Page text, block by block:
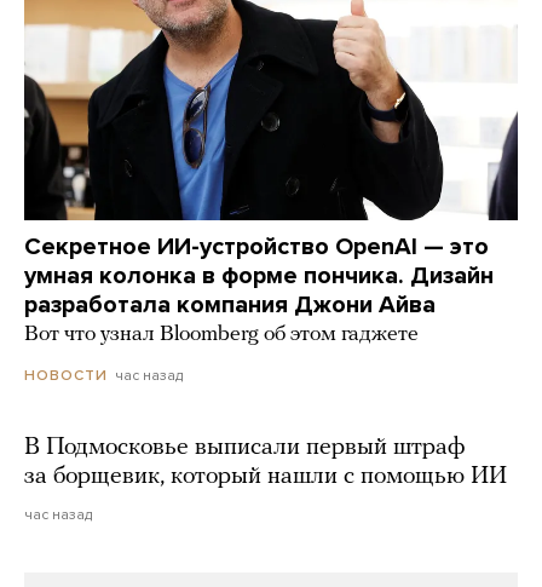
Секретное ИИ-устройство OpenAI — это
умная колонка в форме пончика. Дизайн
разработала компания Джони Айва
Вот что узнал Bloomberg об этом гаджете
НОВОСТИ час назад
В Подмосковье выписали первый штраф
за борщевик, который нашли с помощью ИИ
час назад